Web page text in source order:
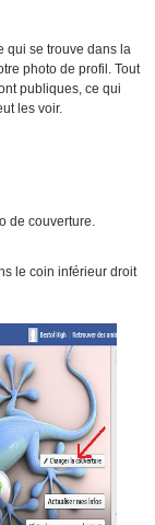
qui se trouve dans la
photo de profil. Tout
publiques, ce qui
les voir.
de couverture.
le coin inférieur droit